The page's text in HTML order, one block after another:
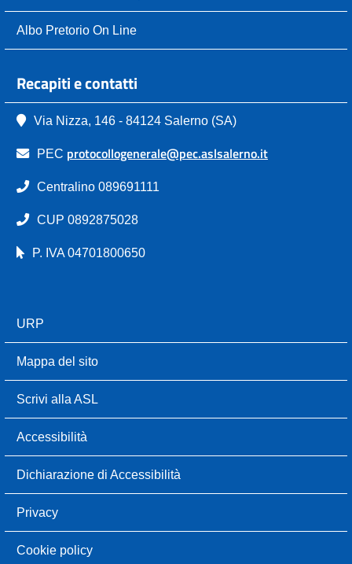
Albo Pretorio On Line
Recapiti e contatti
Via Nizza, 146 - 84124 Salerno (SA)
PEC protocollogenerale@pec.aslsalerno.it
Centralino 089691111
CUP 0892875028
P. IVA 04701800650
URP
Mappa del sito
Scrivi alla ASL
Accessibilità
Dichiarazione di Accessibilità
Privacy
Cookie policy